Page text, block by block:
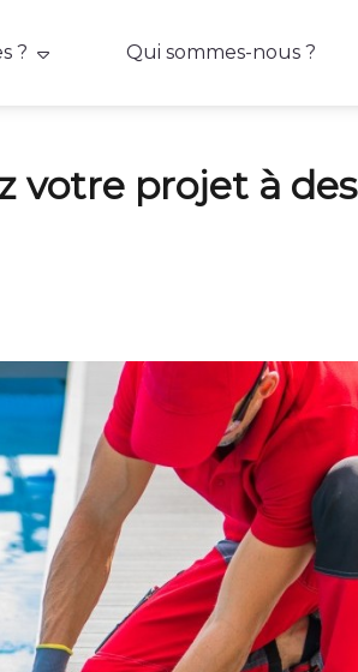
? Qui sommes-nous ?
votre projet à des